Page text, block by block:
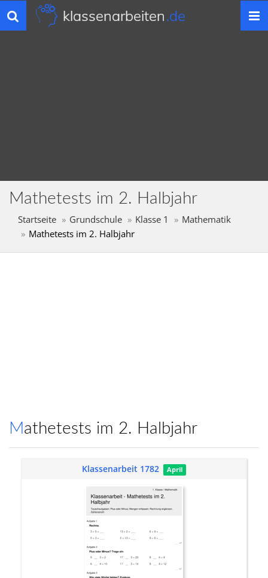
Toggle
navigation
klassenarbeiten.de
Mathetests im 2. Halbjahr
Startseite Grundschule Klasse 1
Mathematik
Mathetests im 2. Halbjahr
Mathetests im 2. Halbjahr
Klassenarbeit 1782 April